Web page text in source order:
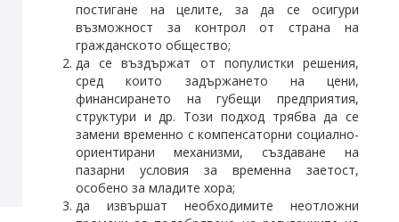
постигане на целите, за да се осигури
възможност за контрол от страна на
гражданското общество;
да се въздържат от популистки решения,
сред които задържането на цени,
финансирането на губещи предприятия,
структури и др. Този подход трябва да се
замени временно с компенсаторни социално-
ориентирани механизми, създаване на
пазарни условия за временна заетост,
особено за младите хора;
да извършат необходимите неотложни